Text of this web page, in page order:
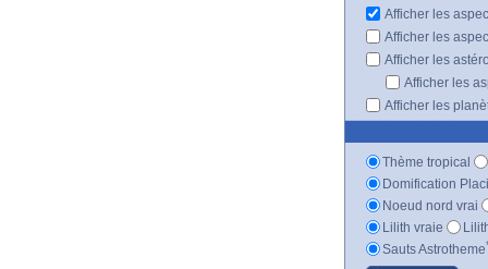
Afficher les
Afficher les
Afficher les
Afficher les
Afficher les
Thème tropical
Domification
Noeud nord vrai
Lilith vraie
Sauts Astrotheme